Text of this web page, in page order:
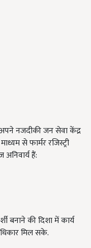
नजदीकी जन सेवा केंद्र
से फार्मर रजिस्ट्री
हैं:
बनाने की दिशा में कार्य
मिल सके.